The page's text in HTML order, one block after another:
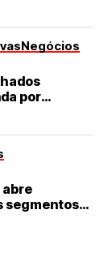
Negócios
por
abre
segmentos